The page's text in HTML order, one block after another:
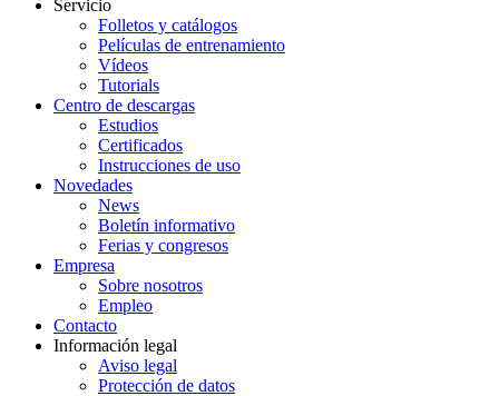
Servicio
Folletos y catálogos
Películas de entrenamiento
Vídeos
Tutorials
Centro de descargas
Estudios
Certificados
Instrucciones de uso
Novedades
News
Boletín informativo
Ferias y congresos
Empresa
Sobre nosotros
Empleo
Contacto
Información legal
Aviso legal
Protección de datos